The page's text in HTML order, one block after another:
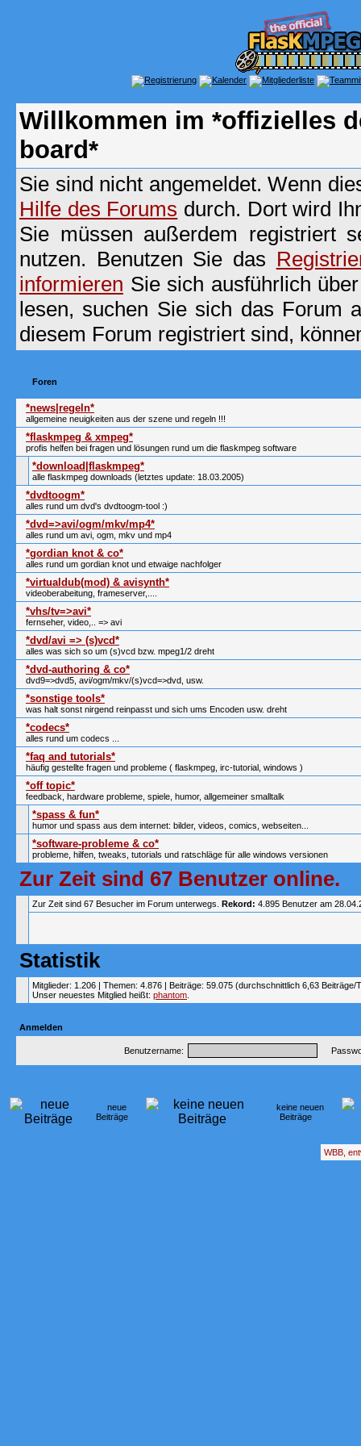
Willkommen im *offizielles
board*
Sie sind nicht angemeldet. Wenn
Hilfe des Forums durch. Dort wird
Sie müssen außerdem registriert
nutzen. Benutzen Sie das
informieren Sie sich ausführlich
lesen, suchen Sie sich das Forum
diesem Forum registriert sind,
Foren
*news|regeln*
allgemeine neuigkeiten aus der szene und regeln !!!
*flaskmpeg & xmpeg*
profis helfen bei fragen und lösungen rund um die flaskmpeg software
*download|flaskmpeg*
alle flaskmpeg downloads (letztes update: 18.03.2005)
*dvdtoogm*
alles rund um dvd's dvdtoogm-tool :)
*dvd=>avi/ogm/mkv/mp4*
alles rund um avi, ogm, mkv und mp4
*gordian knot & co*
alles rund um gordian knot und etwaige nachfolger
*virtualdub(mod) & avisynth*
videoberabeitung, frameserver,....
*vhs/tv=>avi*
fernseher, video,.. => avi
*dvd/avi => (s)vcd*
alles was sich so um (s)vcd bzw. mpeg1/2 dreht
*dvd-authoring & co*
dvd9=>dvd5, avi/ogm/mkv/(s)vcd=>dvd, usw.
*sonstige tools*
was halt sonst nirgend reinpasst und sich ums Encoden usw. dreht
*codecs*
alles rund um codecs ...
*faq and tutorials*
häufig gestellte fragen und probleme ( flaskmpeg, irc-tutorial, windows )
*off topic*
feedback, hardware probleme, spiele, humor, allgemeiner smalltalk
*spass & fun*
humor und spass aus dem internet: bilder, videos, comics, webseiten...
*software-probleme & co*
probleme, hilfen, tweaks, tutorials und ratschläge für alle windows versionen
Zur Zeit sind 67 Benutzer online.
Zur Zeit sind 67 Besucher im Forum unterwegs. Rekord: 4.895 Benutzer am
Statistik
Mitglieder: 1.206 | Themen: 4.876 | Beiträge: 59.075 (durchschnittlich 6,63 Beiträge/
Unser neuestes Mitglied heißt: phantom
Anmelden
Benutzername:
neue
Beiträge
keine neuen
Beiträge
WBB,